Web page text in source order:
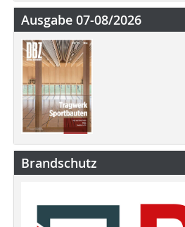
Ausgabe 07-08/2026
Brandschutz